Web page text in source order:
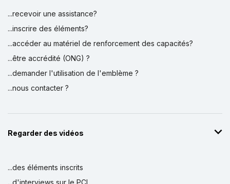
...recevoir une assistance?
...inscrire des éléments?
...accéder au matériel de renforcement des capacités?
...être accrédité (ONG) ?
...demander l'utilisation de l'emblème ?
...nous contacter ?
Regarder des vidéos
...des éléments inscrits